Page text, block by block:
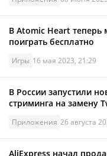
В Atomic Heart
поиграть бесплатно
Игры 16 мая 2023, 21:29
В России запустили
стриминга на замену
Приложения 26 августа
AliExpress начал